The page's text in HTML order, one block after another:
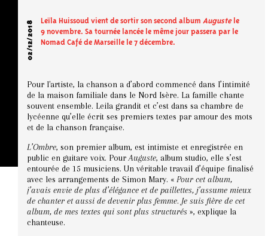
02/12/2018 Leïla Huissoud vient de sortir son second album Augustele
9 novembre. Sa tournée lancée le même jour passera par le
Nomad Café de Marseille le 7 décembre.
Pour l'artiste, la chanson a d’abord commencé dans l’intimité
de la maison familiale dans le Nord Isère. La famille chante
souvent ensemble. Leila grandit et c’est dans sa chambre de
lycéenne qu’elle écrit ses premiers textes par amour des mots
et de la chanson française.
L’Ombre, son premier album, est intimiste et enregistrée en
public en guitare voix. Pour Auguste, album studio, elle s’est
entourée de 15 musiciens. Un véritable travail d’équipe finalisé
avec les arrangements de Simon Mary. « Pour cet album,
j’avais envie de plus d’élégance et de paillettes, j’assume mieux
de chanter et aussi de devenir plus femme. Je suis fière de cet
album, de mes textes qui sont plus structurés », explique la
chanteuse.